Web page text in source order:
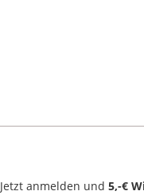
Jetzt anmelden und5,-€